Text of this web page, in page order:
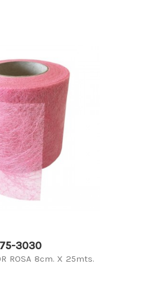
3030
ROSA 8cm. X 25mts.